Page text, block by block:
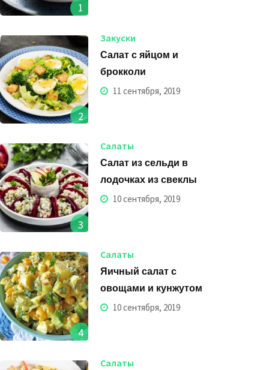
1
2
Закуски
Салат с яйцом и
брокколи
11 сентября, 2019
3
Салаты
Салат из сельди в
лодочках из свеклы
10 сентября, 2019
4
Салаты
Яичный салат с
овощами и кунжутом
10 сентября, 2019
Салаты